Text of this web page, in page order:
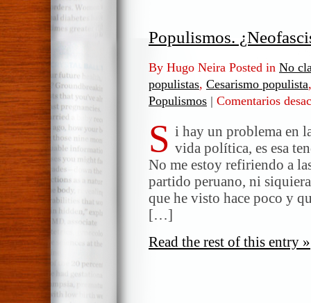
Populismos.
By Hugo Neira Posted in No
populistas, Cesarismo populista
Populismos | Comentarios
S i hay un problema en
vida política, es esa
No me estoy refiriendo a
partido peruano, ni
que he visto hace poco y
[…]
Read the rest of this entry »